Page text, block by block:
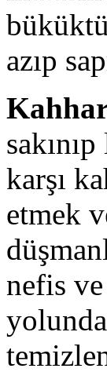
azıp
karşı
etmek
nefis